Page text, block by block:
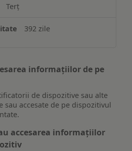
Terț
392 zile
informațiilor de pe
de dispozitive sau alte
accesate de pe dispozitivul
accesarea informațiilor